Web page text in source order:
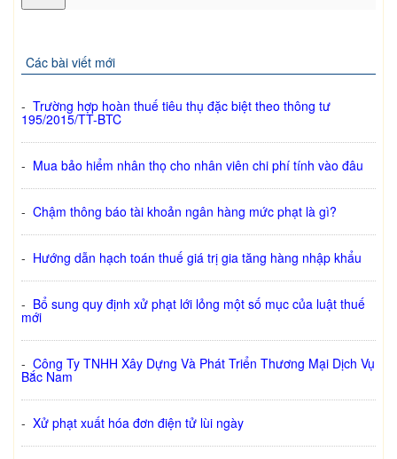
Các bài viết mới
- Trường hợp hoàn thuế tiêu thụ đặc biệt theo thông tư
195/2015/TT-BTC
- Mua bảo hiểm nhân thọ cho nhân viên chi phí tính vào đâu
- Chậm thông báo tài khoản ngân hàng mức phạt là gì?
- Hướng dẫn hạch toán thuế giá trị gia tăng hàng nhập khẩu
- Bổ sung quy định xử phạt lới lỏng một số mục của luật thuế
mới
- Công Ty TNHH Xây Dựng Và Phát Triển Thương Mại Dịch Vụ
Bắc Nam
- Xử phạt xuất hóa đơn điện tử lùi ngày